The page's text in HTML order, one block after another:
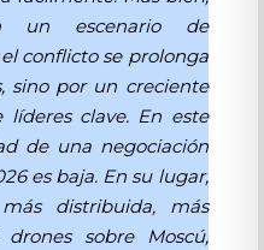
un escenario de
conflicto se prolonga
sino por un creciente
clave. En este
de una negociación
es baja. En su lugar,
distribuida, más
sobre Moscú,